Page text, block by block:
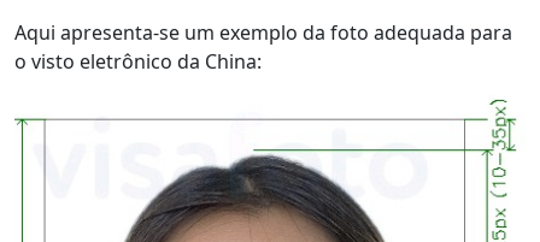
Aqui apresenta-se um exemplo da foto adequada para
o visto eletrônico da China: